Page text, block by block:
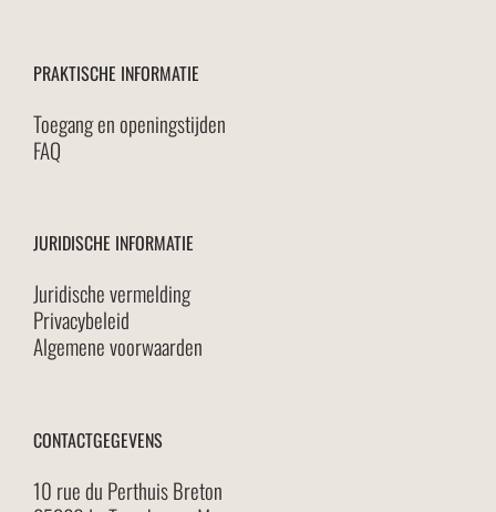
PRAKTISCHE INFORMATIE
Toegang en openingstijden
FAQ
JURIDISCHE INFORMATIE
Juridische vermelding
Privacybeleid
Algemene voorwaarden
CONTACTGEGEVENS
10 rue du Perthuis Breton